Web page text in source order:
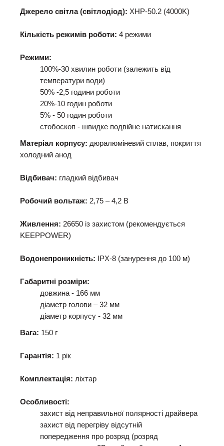
Джерело світла (світлодіод): XHP-50.2 (4000K)
Кількість режимів роботи: 4 режими
Режими:
100%-30 хвилин роботи (залежить від
температури води)
50% -2,5 години роботи
20%-10 годин роботи
5% - 50 годин роботи
стобоскоп - швидке подвійне натискання
Матеріал корпусу: дюралюміневий сплав, покриття
холодний анод
Відбивач: гладкий відбивач
Робочий вольтаж: 2,75 – 4,2 В
Живлення: 26650 із захистом (рекомендується
KEEPPOWER)
Водонепроникність: IPX-8 (занурення до 100 м)
Габаритні розміри:
довжина - 166 мм
діаметр голови – 32 мм
діаметр корпусу - 32 мм
Вага: 150 г
Гарантія: 1 рік
Комплектація: ліхтар
Особливості:
захист від неправильної полярності драйвера
захист від перегріву відсутній
попередження про розряд (розряд